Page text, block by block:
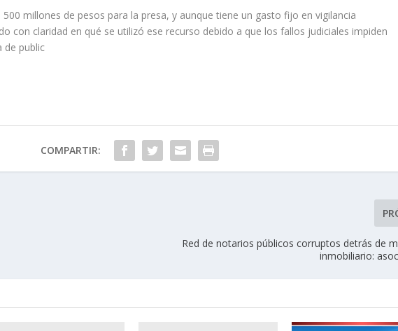
millones de pesos para la presa, y aunque tiene un gasto fijo en vigilancia
con claridad en qué se utilizó ese recurso debido a que los fallos judiciales impiden
de public
COMPARTIR:
Red de notarios públicos corruptos detrás de
inmobiliario: